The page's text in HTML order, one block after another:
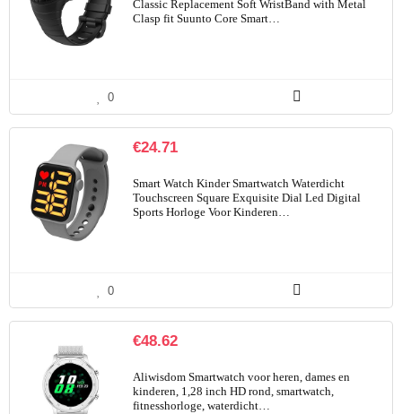
Classic Replacement Soft WristBand with Metal
Clasp fit Suunto Core Smart…
0
€24.71
Smart Watch Kinder Smartwatch Waterdicht
Touchscreen Square Exquisite Dial Led Digital
Sports Horloge Voor Kinderen…
0
€48.62
Aliwisdom Smartwatch voor heren, dames en
kinderen, 1,28 inch HD rond, smartwatch,
fitnesshorloge, waterdicht…